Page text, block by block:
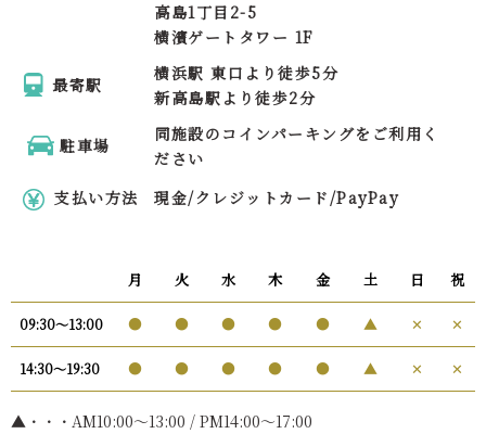
高島1丁目2-5
横濱ゲートタワー 1F
最寄駅
横浜駅 東口より徒歩5分
新高島駅より徒歩2分
駐車場
同施設のコインパーキングをご利用く
ださい
支払い方法
現金/クレジットカード/PayPay
月 火 水 木 金 土 日 祝
09:30〜13:00 ● ● ● ● ● ▲ ✕ ✕
14:30〜19:30 ● ● ● ● ● ▲ ✕ ✕
▲・・・AM10:00〜13:00 / PM14:00～17:00